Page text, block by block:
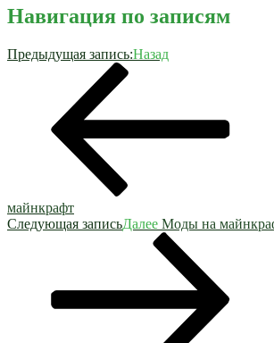
Навигация по записям
Предыдущая запись:Назад
майнкрафт
Следующая записьДалее Моды на